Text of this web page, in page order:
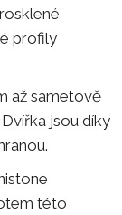
profily
až sametově
jsou díky
této